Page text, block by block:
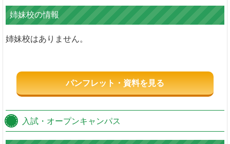
姉妹校の情報
姉妹校はありません。
パンフレット・資料を見る
入試・オープンキャンパス